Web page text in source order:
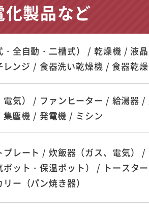
化製品など
全自動・二槽式） / 乾燥機 / 液
ンジ / 食器洗い乾燥機 / 食器乾
電気） / ファンヒーター / 給湯器
塵機 / 発電機 / ミシン
プレート / 炊飯器（ガス、電気）
ット・保温ポット） / トースタ
ー（パン焼き器）